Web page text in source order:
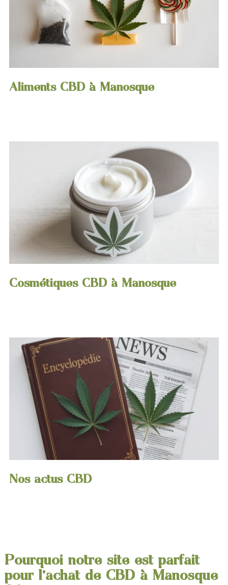
Aliments CBD à Manosque
Cosmétiques CBD à Manosque
Nos actus CBD
Pourquoi notre site est parfait
pour l'achat de CBD à Manosque